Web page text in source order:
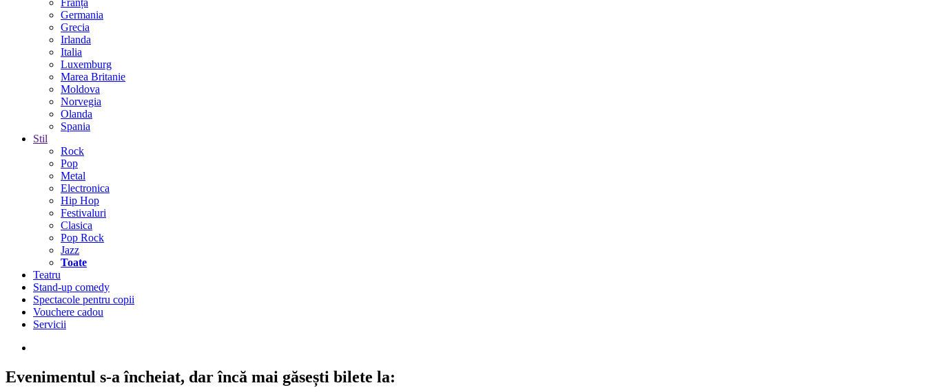
Franța
Germania
Grecia
Irlanda
Italia
Luxemburg
Marea Britanie
Moldova
Norvegia
Olanda
Spania
Stil
Rock
Pop
Metal
Electronica
Hip Hop
Festivaluri
Clasica
Pop Rock
Jazz
Toate
Teatru
Stand-up comedy
Spectacole pentru copii
Vouchere cadou
Servicii
Evenimentul s-a încheiat, dar încă mai găsești bilete la: